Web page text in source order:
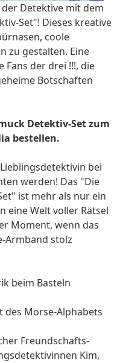
Detektive mit dem
Set"! Dieses kreative
coole
zu gestalten. Eine
der drei !!!, die
Botschaften
Detektiv-Set zum
bestellen.
bei
werden! Das "Die
ist mehr als nur ein
eine Welt voller Rätsel
Moment, wenn das
Armband stolz
beim Basteln
des Morse-Alphabets
Freundschafts-
Kim,